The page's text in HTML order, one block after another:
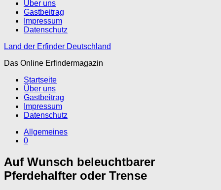
Über uns
Gastbeitrag
Impressum
Datenschutz
Land der Erfinder Deutschland
Das Online Erfindermagazin
Startseite
Über uns
Gastbeitrag
Impressum
Datenschutz
Allgemeines
0
Auf Wunsch beleuchtbarer
Pferdehalfter oder Trense